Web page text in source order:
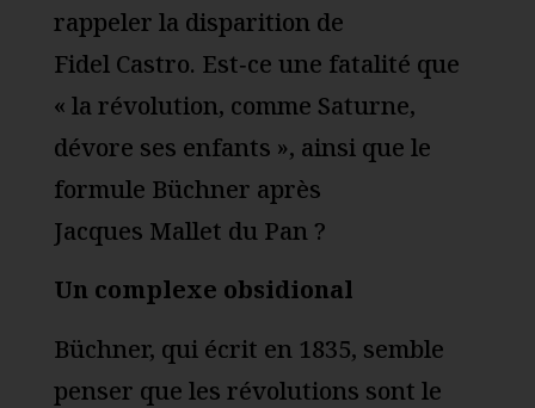
rappeler la disparition de
Fidel Castro. Est‑ce une fatalité que
« la révolution, comme Saturne,
dévore ses enfants », ainsi que le
formule Büchner après
Jacques Mallet du Pan ?
Un complexe obsidional
Büchner, qui écrit en 1835, semble
penser que les révolutions sont le